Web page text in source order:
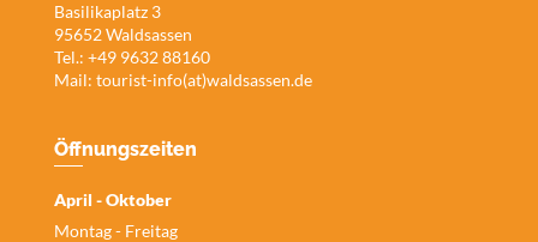
Basilikaplatz 3
95652 Waldsassen
Tel.: +49 9632 88160
Mail: tourist-info(at)waldsassen.de
Öffnungszeiten
April - Oktober
Montag - Freitag